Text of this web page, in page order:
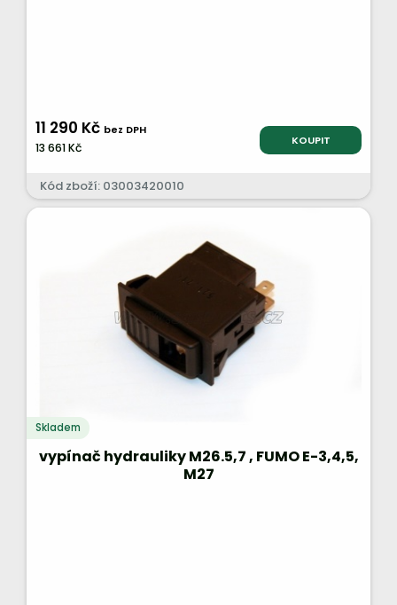
11 290 Kč bez DPH
13 661 Kč KOUPIT
Kód zboží: 03003420010
Skladem
vypínač hydrauliky M26.5,7 , FUMO E-3,4,5,
M27